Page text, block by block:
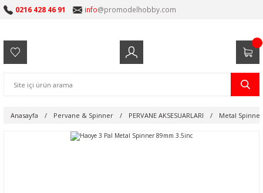
0216 428 46 91 info@promodelhobby.com
Anasayfa Pervane & Spinner PERVANE AKSESUARLARI Metal